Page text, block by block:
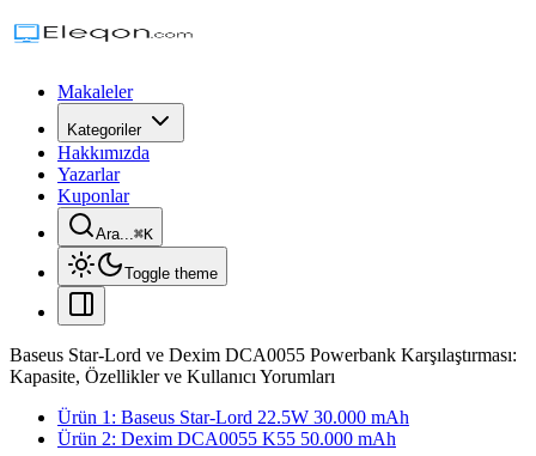
Makaleler
Kategoriler
Hakkımızda
Yazarlar
Kuponlar
Ara...⌘K
Toggle theme
Baseus Star-Lord ve Dexim DCA0055 Powerbank Karşılaştırması:
Kapasite, Özellikler ve Kullanıcı Yorumları
Ürün 1: Baseus Star-Lord 22.5W 30.000 mAh
Ürün 2: Dexim DCA0055 K55 50.000 mAh